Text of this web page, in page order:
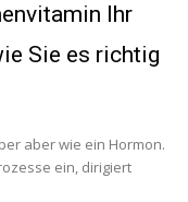
Ihr
Sie es richtig
aber wie ein Hormon.
ein, dirigiert